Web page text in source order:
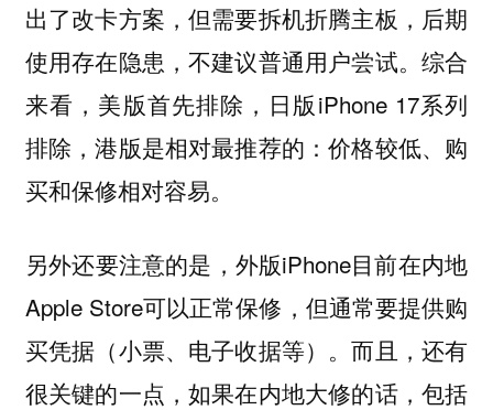
出了改卡方案，但需要拆机折腾主板，后期
使用存在隐患，不建议普通用户尝试。综合
来看，美版首先排除，日版iPhone 17系列
排除，港版是相对最推荐的：价格较低、购
买和保修相对容易。
另外还要注意的是，外版iPhone目前在内地
Apple Store可以正常保修，但通常要提供购
买凭据（小票、电子收据等）。而且，还有
很关键的一点，如果在内地大修的话，包括